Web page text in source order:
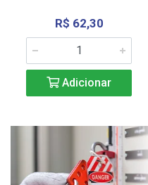
R$ 62,30
Adicionar